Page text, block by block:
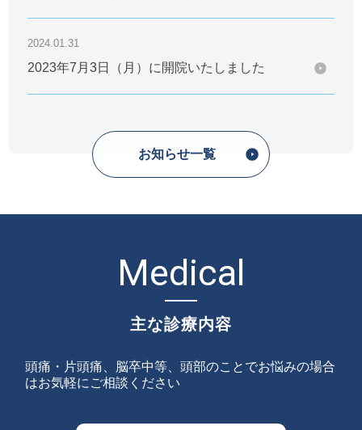
2024.01.31
2023年7月3日（月）に開院いたしました
お知らせ一覧
Medical
主な診療内容
頭痛・片頭痛、脳卒中等、頭部のことでお悩みの場合
はお気軽にご相談ください